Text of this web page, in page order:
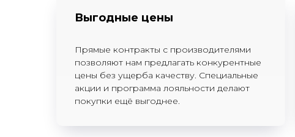
Выгодные цены
Прямые контракты с производителями
позволяют нам предлагать конкурентные
цены без ущерба качеству. Специальные
акции и программа лояльности делают
покупки ещё выгоднее.